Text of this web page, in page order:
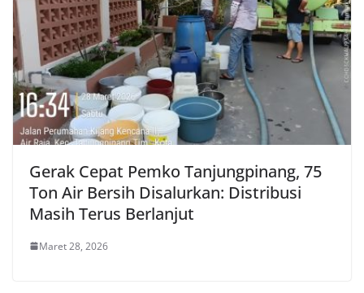
Gerak Cepat Pemko Tanjungpinang, 75
Ton Air Bersih Disalurkan: Distribusi
Masih Terus Berlanjut
Maret 28, 2026